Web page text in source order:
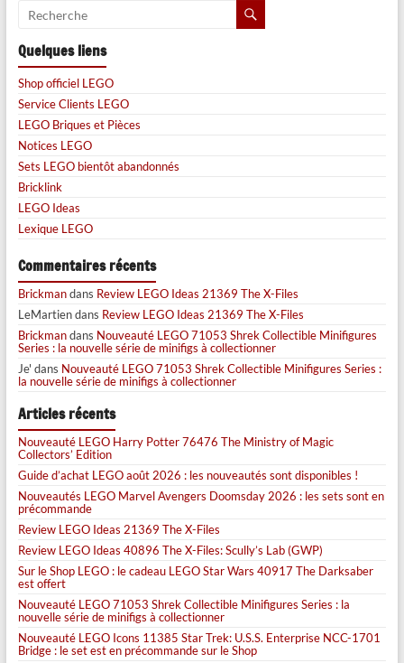
Quelques liens
Shop officiel LEGO
Service Clients LEGO
LEGO Briques et Pièces
Notices LEGO
Sets LEGO bientôt abandonnés
Bricklink
LEGO Ideas
Lexique LEGO
Commentaires récents
Brickmandans Review LEGO Ideas 21369 The X-Files
LeMartiendans Review LEGO Ideas 21369 The X-Files
Brickmandans Nouveauté LEGO 71053 Shrek Collectible Minifigures
Series : la nouvelle série de minifigs à collectionner
Je' dans Nouveauté LEGO 71053 Shrek Collectible Minifigures Series :
la nouvelle série de minifigs à collectionner
Articles récents
Nouveauté LEGO Harry Potter 76476 The Ministry of Magic
Collectors’ Edition
Guide d’achat LEGO août 2026 : les nouveautés sont disponibles !
Nouveautés LEGO Marvel Avengers Doomsday 2026 : les sets sont en
précommande
Review LEGO Ideas 21369 The X-Files
Review LEGO Ideas 40896 The X-Files: Scully’s Lab (GWP)
Sur le Shop LEGO : le cadeau LEGO Star Wars 40917 The Darksaber
est offert
Nouveauté LEGO 71053 Shrek Collectible Minifigures Series : la
nouvelle série de minifigs à collectionner
Nouveauté LEGO Icons 11385 Star Trek: U.S.S. Enterprise NCC-1701
Bridge : le set est en précommande sur le Shop